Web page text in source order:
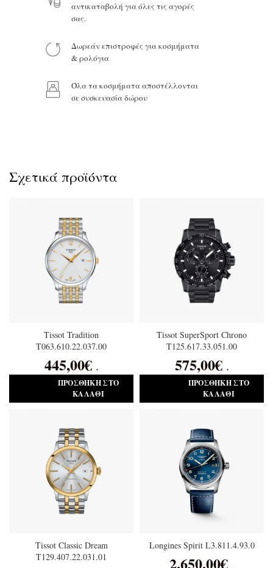
αντικαταβολή για όλες τις αγορές
σας.
Δωρεάν επιστροφές για κοσμήματα
& ρολόγια
Όλα τα κοσμήματα αποστέλλονται
σε συσκευασία δώρου
Σχετικά προϊόντα
Tissot Tradition
T063.610.22.037.00
445,00€ .
ΠΡΟΣΘΉΚΗ ΣΤΟ
ΚΑΛΆΘΙ
Tissot SuperSport Chrono
T125.617.33.051.00
575,00€ .
ΠΡΟΣΘΉΚΗ ΣΤΟ
ΚΑΛΆΘΙ
Tissot Classic Dream
T129.407.22.031.01
Longines Spirit L3.811.4.93.0
2.650,00€ .